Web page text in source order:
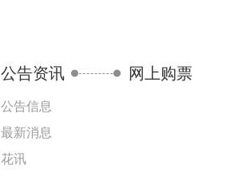
公告资讯
公告信息
最新消息
花讯
网上购票